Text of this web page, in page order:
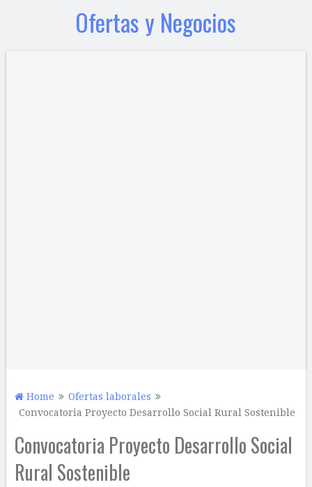
Ofertas y Negocios
Home
Ofertas laborales
Convocatoria Proyecto Desarrollo Social Rural Sostenible
Convocatoria Proyecto Desarrollo Social
Rural Sostenible